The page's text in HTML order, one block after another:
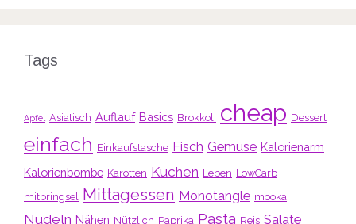
Tags
Apfel Asiatisch Auflauf Basics Brokkoli cheap Dessert
einfach Einkaufstasche Fisch Gemüse Kalorienarm
Kalorienbombe Karotten Kuchen Leben LowCarb
mitbringsel Mittagessen Monotangle mooka
Nudeln Nähen Nützlich Paprika Pasta Reis Salate